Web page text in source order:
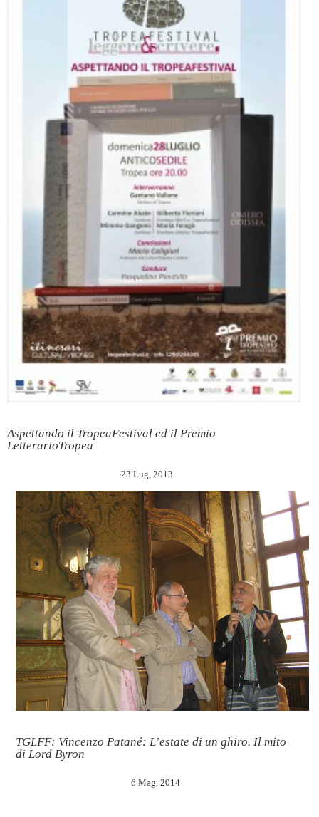
Aspettando il TropeaFestival ed il Premio
LetterarioTropea
23 Lug, 2013
TGLFF: Vincenzo Patané: L’estate di un ghiro. Il mito
di Lord Byron
6 Mag, 2014